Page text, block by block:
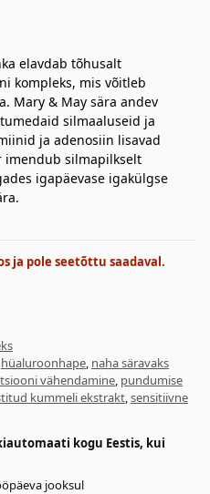
elavdab tõhusalt
kompleks, mis võitleb
Mary & May sära andev
silmaaluseid ja
ja adenosiin lisavad
silmapilkselt
igapäevase igakülgse
ja pole seetõttu saadaval.
hüaluroonhape, naha säravaks
vähendamine, pundumise
kummeli ekstrakt,sensitiivne
kogu Eestis, kui
jooksul